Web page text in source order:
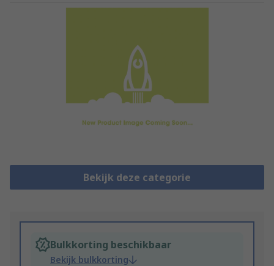
Bekijk deze categorie
Bulkkorting beschikbaar
Bekijk bulkkorting